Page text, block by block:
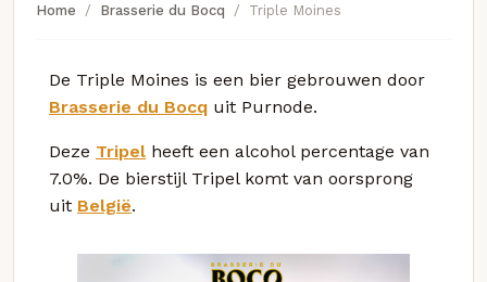
Home Brasserie du Bocq Triple Moines
De Triple Moines is een bier gebrouwen door
Brasserie du Bocq uit Purnode.
Deze Tripel heeft een alcohol percentage van
7.0%. De bierstijl Tripel komt van oorsprong
uit België.